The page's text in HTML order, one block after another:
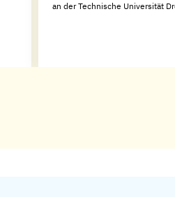
an der Technische Universität